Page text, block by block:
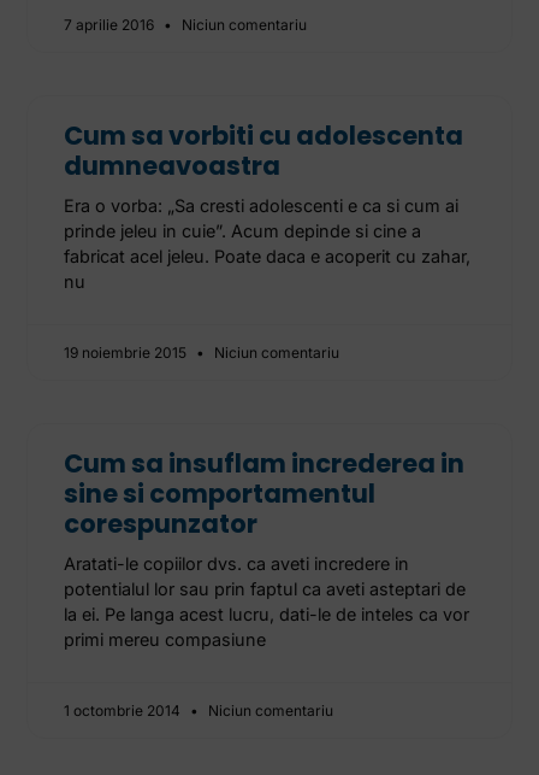
7 aprilie 2016 Niciun comentariu
Cum sa vorbiti cu adolescenta
dumneavoastra
Era o vorba: „Sa cresti adolescenti e ca si cum ai
prinde jeleu in cuie”. Acum depinde si cine a
fabricat acel jeleu. Poate daca e acoperit cu zahar,
nu
19 noiembrie 2015 Niciun comentariu
Cum sa insuflam increderea in
sine si comportamentul
corespunzator
Aratati-le copiilor dvs. ca aveti incredere in
potentialul lor sau prin faptul ca aveti asteptari de
la ei. Pe langa acest lucru, dati-le de inteles ca vor
primi mereu compasiune
1 octombrie 2014 Niciun comentariu